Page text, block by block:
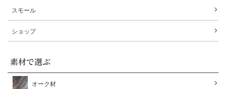
スモール
ショップ
素材で選ぶ
オーク材